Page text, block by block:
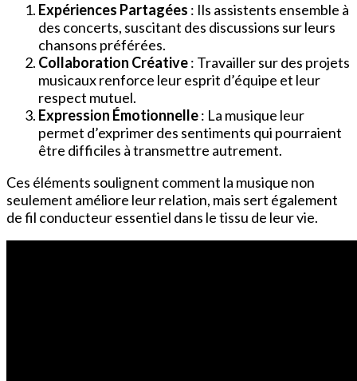
Expériences Partagées : Ils assistents ensemble à
des concerts, suscitant des discussions sur leurs
chansons préférées.
Collaboration Créative: Travailler sur des projets
musicaux renforce leur esprit d’équipe et leur
respect mutuel.
Expression Émotionnelle: La musique leur
permet d’exprimer des sentiments qui pourraient
être difficiles à transmettre autrement.
Ces éléments soulignent comment la musique non
seulement améliore leur relation, mais sert également
de fil conducteur essentiel dans le tissu de leur vie.